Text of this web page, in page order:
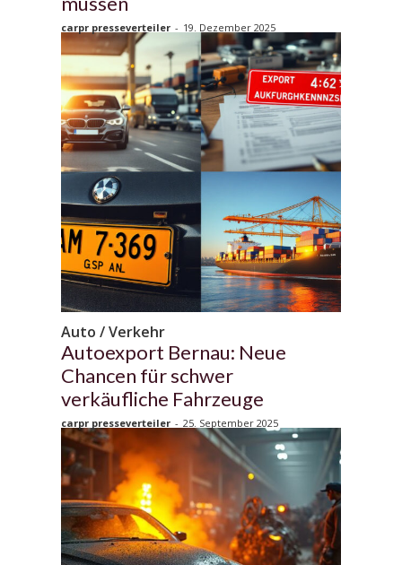
carpr presseverteiler - 19. Dezember 2025
Auto / Verkehr
Autoexport Bernau: Neue
Chancen für schwer
verkäufliche Fahrzeuge
carpr presseverteiler - 25. September 2025